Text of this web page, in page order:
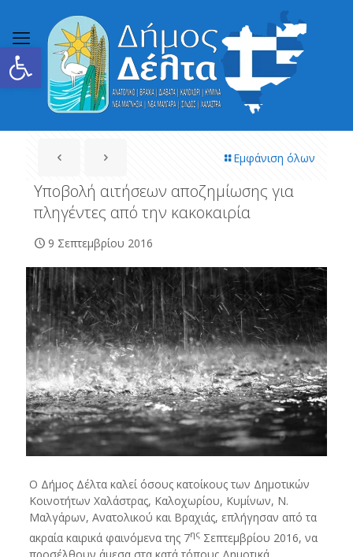
Ανοίξτε τη γραμμή εργαλείων
Εμφάνιση όλων
Υποβολή αιτήσεων αποζημίωσης για
πληγέντες από την κακοκαιρία
9 Σεπτεμβρίου 2016
Ο Δήμος Δέλτα καλεί όσους κατοίκους των Δημοτικών
Κοινοτήτων Χαλάστρας, Καλοχωρίου, Κυμίνων, Ν.
Μαλγάρων, Ανατολικού και Βραχιάς, επλήγησαν από τα
ακραία καιρικά φαινόμενα της 7ηςΣεπτεμβρίου 2016, να
προσέλθουν άμεσα στα κατά τόπους Δημοτικά